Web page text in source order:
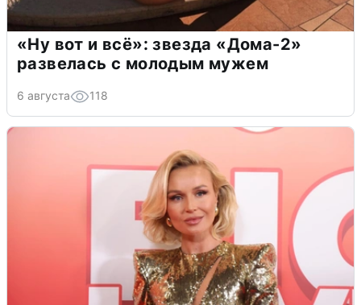
«Ну вот и всё»: звезда «Дома-2»
развелась с молодым мужем
6 августа 118